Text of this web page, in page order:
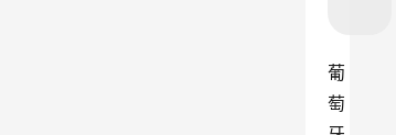
葡
萄